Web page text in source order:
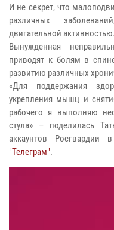
И не секрет, что
различных
двигательной активностью.
Вынужденная
приводят к болям в
развитию различных
«Для поддержания
укрепления мышц и
рабочего я выполняю
стула» – поделилась
аккаунтов Росгвардии
"Телеграм".